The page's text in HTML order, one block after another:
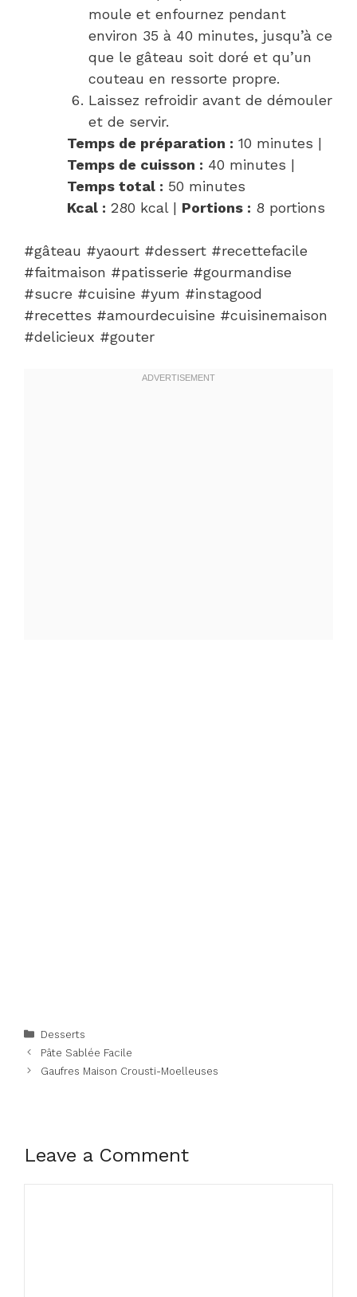
moule et enfournez pendant
environ 35 à 40 minutes, jusqu’à ce
que le gâteau soit doré et qu’un
couteau en ressorte propre.
Laissez refroidir avant de démouler
et de servir.
Temps de préparation : 10 minutes |
Temps de cuisson : 40 minutes |
Temps total : 50 minutes
Kcal : 280 kcal | Portions : 8 portions
#gâteau #yaourt #dessert #recettefacile
#faitmaison #patisserie #gourmandise
#sucre #cuisine #yum #instagood
#recettes #amourdecuisine #cuisinemaison
#delicieux #gouter
Categories
Desserts
Pâte Sablée Facile
Gaufres Maison Crousti-Moelleuses
Leave a Comment